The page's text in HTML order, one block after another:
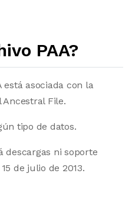
PAA?
está asociada con la
File.
tipo de datos.
descargas ni soporte
de julio de 2013.